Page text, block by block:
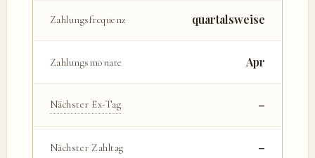
Zahlungsfrequenz quartalsweise
Zahlungsmonate Apr
Nächster Ex-Tag –
Nächster Zahltag –